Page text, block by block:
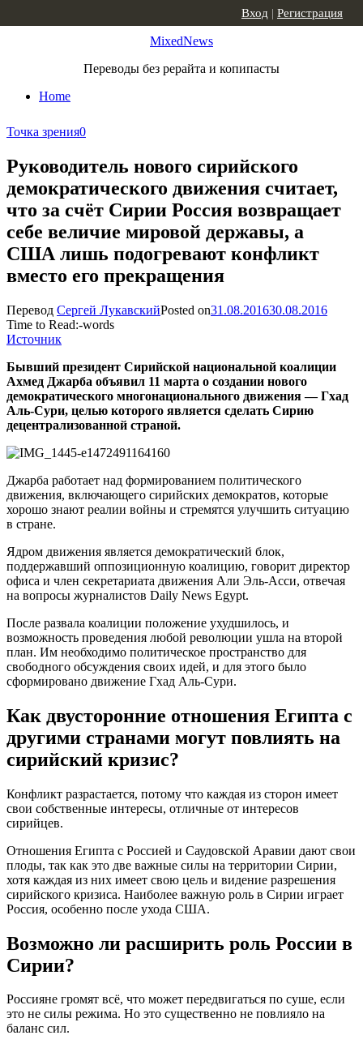
MixedNews
Переводы без рерайта и копипасты
Home
Вход | Регистрация
Точка зрения0
Руководитель нового сирийского
демократического движения считает,
что за счёт Сирии Россия возвращает
себе величие мировой державы, а
США лишь подогревают конфликт
вместо его прекращения
Перевод Сергей ЛукавскийPosted on31.08.201630.08.2016
Time to Read:-words
Источник
Бывший президент Сирийской национальной коалиции
Ахмед Джарба объявил 11 марта о создании нового
демократического многонационального движения — Гхад
Аль-Сури, целью которого является сделать Сирию
децентрализованной страной.
Джарба работает над формированием политического
движения, включающего сирийских демократов, которые
хорошо знают реалии войны и стремятся улучшить ситуацию
в стране.
Ядром движения является демократический блок,
поддержавший оппозиционную коалицию, говорит директор
офиса и член секретариата движения Али Эль-Асси, отвечая
на вопросы журналистов Daily News Egypt.
После развала коалиции положение ухудшилось, и
возможность проведения любой революции ушла на второй
план. Им необходимо политическое пространство для
свободного обсуждения своих идей, и для этого было
сформировано движение Гхад Аль-Сури.
Как двусторонние отношения Египта с
другими странами могут повлиять на
сирийский кризис?
Конфликт разрастается, потому что каждая из сторон имеет
свои собственные интересы, отличные от интересов
сирийцев.
Отношения Египта с Россией и Саудовской Аравии дают свои
плоды, так как это две важные силы на территории Сирии,
хотя каждая из них имеет свою цель и видение разрешения
сирийского кризиса. Наиболее важную роль в Сирии играет
Россия, особенно после ухода США.
Возможно ли расширить роль России в
Сирии?
Россияне громят всё, что может передвигаться по суше, если
это не силы режима. Но это существенно не повлияло на
баланс сил.